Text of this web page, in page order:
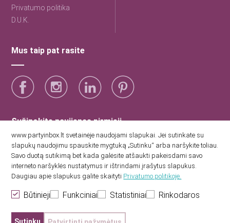
Privatumo politika
D.U.K.
Mus taip pat rasite
Sužinokite naujienas pirmieji
Sutinku su Party Inbox privatumo politika.
www.partyinbox.lt svetainėje naudojami slapukai. Jei sutinkate su
slapukų naudojimu spauskite mygtuką „Sutinku“ arba naršykite toliau.
Savo duotą sutikimą bet kada galėsite atšaukti pakeisdami savo
interneto naršyklės nustatymus ir ištrindami įrašytus slapukus.
Daugiau apie slapukus galite skaityti Privatumo politikoje.
Būtinieji Funkciniai Statistiniai Rinkodaros